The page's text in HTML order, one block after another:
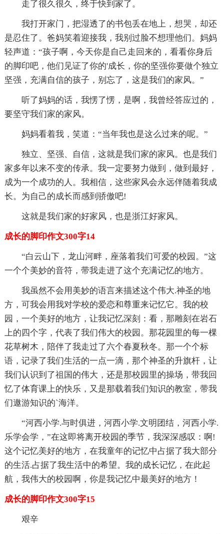
走了很久很久，终于快到家了。
我打开家门，把湿透了的书包丢在地上，想哭，却还
是忍住了。爸妈笑着迎接我，我别过脸不想理他们。妈妈
轻声道：“孩子啊，今天你是自己走回来的，看看你身后
的脚印吧，他们见证了你的'成长，你的坚强你要做个独立
坚强，充满自信的孩子，别忘了，这是我们的家风。”
听了妈妈的话，我愣了愣，是啊，我曾经答应过的，
要坚守我们家的家风。
妈妈看着我，笑道：“当年我也是这么过来的呢。”
独立、坚强、自信，这就是我们家的家风。也是我们
家多年以来不变的传承。我一定要努力做到，做到最好，
成为一个成功的人。我相信，这些家风会永远伴随着我成
长。为自己的成长而感到骄傲吧!
这就是我们家的好家风，也是浙江好家风。
成长的脚印作文300字14
“白云山下，龙山河畔，座落着我们可爱的校园。”这
一个个美妙的音符，带我走进了这个充满记忆的地方。
我虽然不会用美妙的语言来描述这个伟大.神圣的地
方，可我会用我对学校的爱恋和尊重来记忆它。我的校
园，一个美好的地方，让我记忆深刻：看，那雕刻在岩石
上的四个字，代表了我们伟大的校园。那花园里的每一棵
花草树木，陪伴了我走过了六个春夏秋冬。那一个个标
语，记录了我们生活的一点一滴，那个神圣的升旗杆，让
我们认识到了祖国的伟大，还是那校园里的操场，带我回
忆了体育课上的快乐，又是那载着我们知识的教室，带我
们遨游知识的`海洋。
“河西小学.与时俱进，河西小学.文明团结，河西小学.
乐学会学，”在这即将离开校园的季节，我深深感叹：啊!
这个记忆美好的地方，在我童年的记忆中占据了我大部分
的生活.占据了我生活中的希望。我的成长记忆，在此起
航，我伟大的校园啊，你是我记忆中最美好的地方！
成长的脚印作文300字15
艰辛